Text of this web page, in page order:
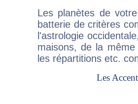
Les planètes de
batterie de critères
l'astrologie
maisons, de la
les répartitions etc.